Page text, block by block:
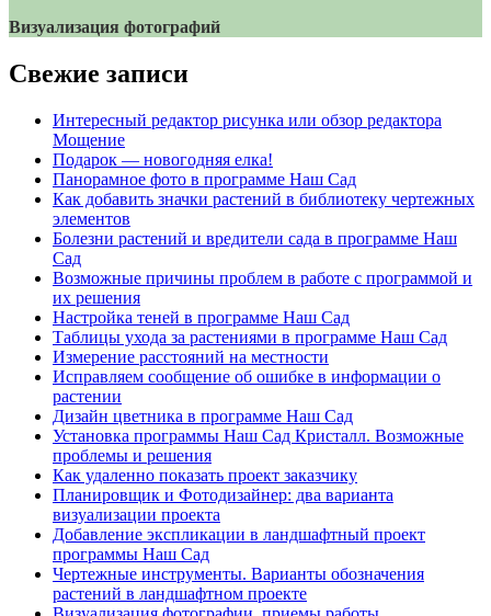
Визуализация фотографий
Свежие записи
Интересный редактор рисунка или обзор редактора
Мощение
Подарок — новогодняя елка!
Панорамное фото в программе Наш Сад
Как добавить значки растений в библиотеку чертежных
элементов
Болезни растений и вредители сада в программе Наш
Сад
Возможные причины проблем в работе с программой и
их решения
Настройка теней в программе Наш Сад
Таблицы ухода за растениями в программе Наш Сад
Измерение расстояний на местности
Исправляем сообщение об ошибке в информации о
растении
Дизайн цветника в программе Наш Сад
Установка программы Наш Сад Кристалл. Возможные
проблемы и решения
Как удаленно показать проект заказчику
Планировщик и Фотодизайнер: два варианта
визуализации проекта
Добавление экспликации в ландшафтный проект
программы Наш Сад
Чертежные инструменты. Варианты обозначения
растений в ландшафтном проекте